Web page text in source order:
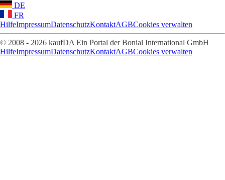
DE
FR
HilfeImpressumDatenschutzKontaktAGBCookies verwalten
© 2008 - 2026 kaufDA Ein Portal der Bonial International GmbH
HilfeImpressumDatenschutzKontaktAGBCookies verwalten